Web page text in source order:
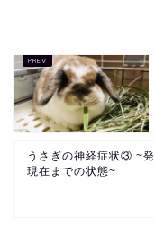
うさぎの神経症状③ ~
現在までの状態~